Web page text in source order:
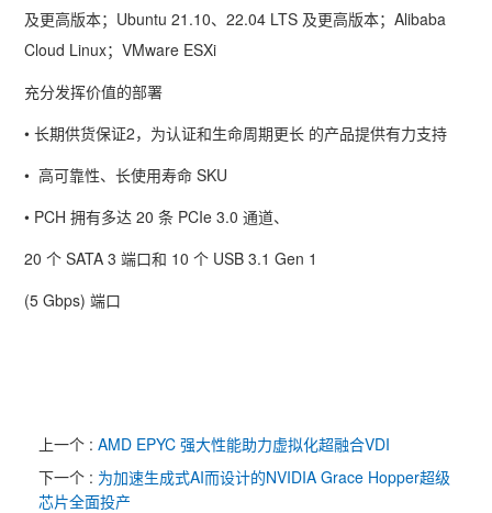
及更高版本； Ubuntu 21.10、 22.04 LTS 及更高版本； Alibaba
Cloud Linux； VMware ESXi
充分发挥价值的部署
• 长期供货保证2，为认证和生命周期更长 的产品提供有力支持
• 高可靠性、长使用寿命 SKU
• PCH 拥有多达 20 条 PCIe 3.0 通道、
20 个 SATA 3 端口和 10 个 USB 3.1 Gen 1
(5 Gbps) 端口
上一个 : AMD EPYC 强大性能助力虚拟化超融合VDI
下一个 : 为加速生成式AI而设计的NVIDIA Grace Hopper超级
芯片全面投产